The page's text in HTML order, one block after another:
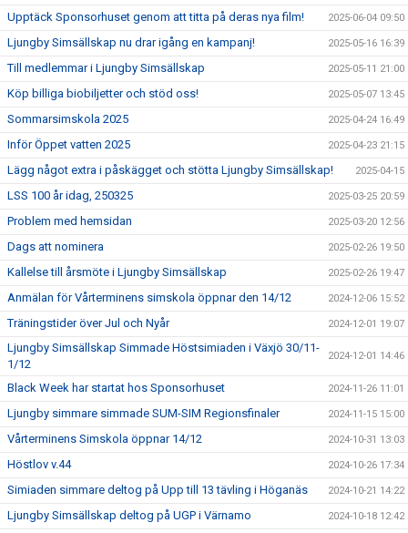
Upptäck Sponsorhuset genom att titta på deras nya film! 2025-06-04 09:50
Ljungby Simsällskap nu drar igång en kampanj! 2025-05-16 16:39
Till medlemmar i Ljungby Simsällskap 2025-05-11 21:00
Köp billiga biobiljetter och stöd oss! 2025-05-07 13:45
Sommarsimskola 2025 2025-04-24 16:49
Inför Öppet vatten 2025 2025-04-23 21:15
Lägg något extra i påskägget och stötta Ljungby Simsällskap! 2025-04-15
LSS 100 år idag, 250325 2025-03-25 20:59
Problem med hemsidan 2025-03-20 12:56
Dags att nominera 2025-02-26 19:50
Kallelse till årsmöte i Ljungby Simsällskap 2025-02-26 19:47
Anmälan för Vårterminens simskola öppnar den 14/12 2024-12-06 15:52
Träningstider över Jul och Nyår 2024-12-01 19:07
Ljungby Simsällskap Simmade Höstsimiaden i Växjö 30/11-
1/12
2024-12-01 14:46
Black Week har startat hos Sponsorhuset 2024-11-26 11:01
Ljungby simmare simmade SUM-SIM Regionsfinaler 2024-11-15 15:00
Vårterminens Simskola öppnar 14/12 2024-10-31 13:03
Höstlov v.44 2024-10-26 17:34
Simiaden simmare deltog på Upp till 13 tävling i Höganäs 2024-10-21 14:22
Ljungby Simsällskap deltog på UGP i Värnamo 2024-10-18 12:42